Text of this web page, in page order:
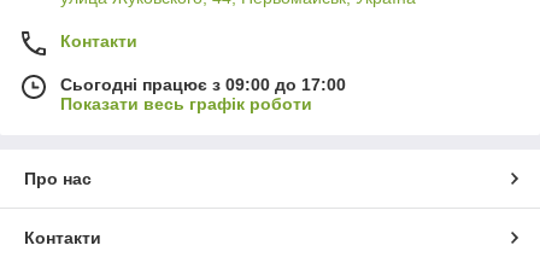
Контакти
Сьогодні працює з 09:00 до 17:00
Показати весь графік роботи
Про нас
Контакти